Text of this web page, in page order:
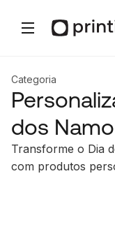
Categoria
dos
Transforme o Dia
com produtos